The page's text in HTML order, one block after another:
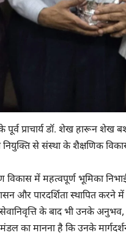
प्राचार्य डॉ. शेख हारून शेख
से संस्था के शैक्षणिक
में महत्वपूर्ण भूमिका निभाई
और पारदर्शिता स्थापित करने
के बाद भी उनके
का मानना है कि उनके